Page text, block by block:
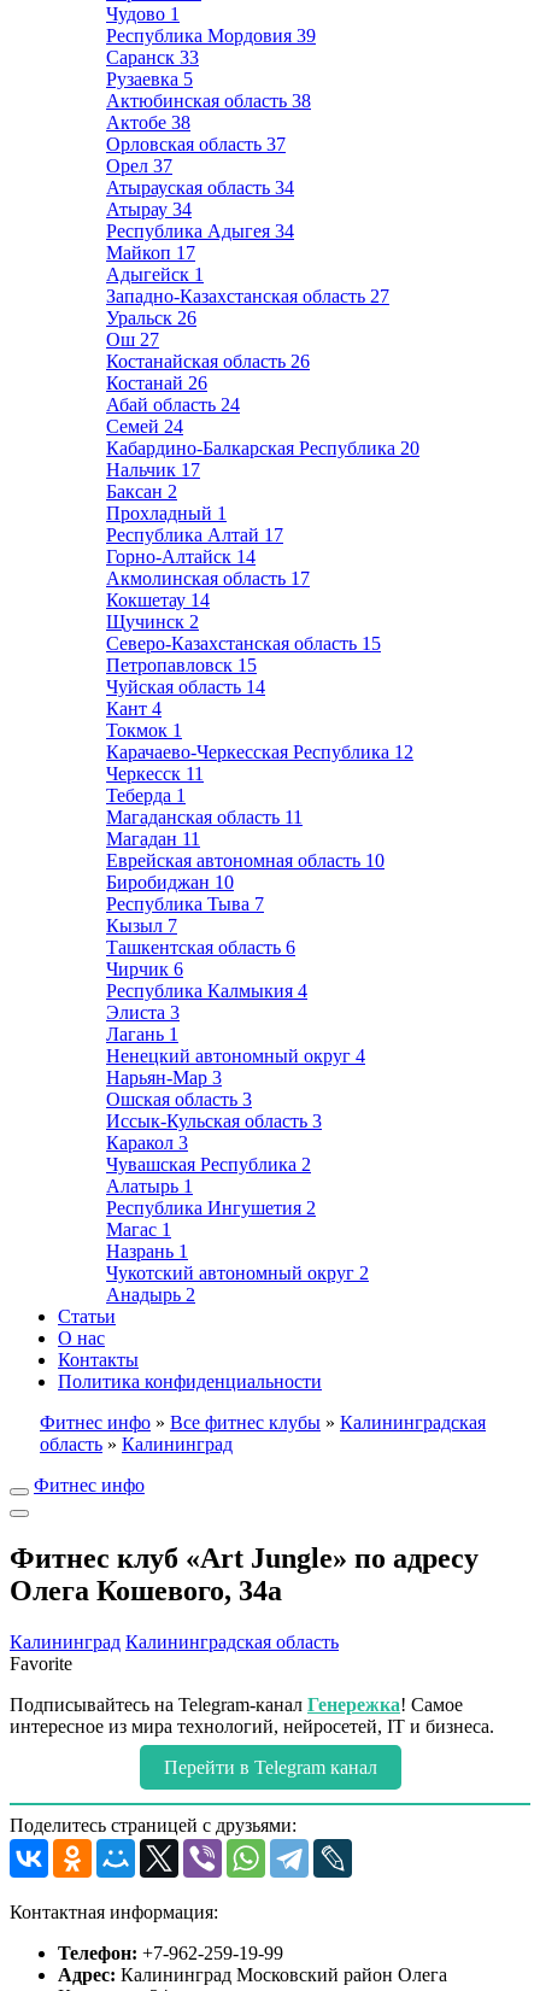
Чудово 1
Республика Мордовия 39
Саранск 33
Рузаевка 5
Актюбинская область 38
Актобе 38
Орловская область 37
Орел 37
Атырауская область 34
Атырау 34
Республика Адыгея 34
Майкоп 17
Адыгейск 1
Западно-Казахстанская область 27
Уральск 26
Ош 27
Костанайская область 26
Костанай 26
Абай область 24
Семей 24
Кабардино-Балкарская Республика 20
Нальчик 17
Баксан 2
Прохладный 1
Республика Алтай 17
Горно-Алтайск 14
Акмолинская область 17
Кокшетау 14
Щучинск 2
Северо-Казахстанская область 15
Петропавловск 15
Чуйская область 14
Кант 4
Токмок 1
Карачаево-Черкесская Республика 12
Черкесск 11
Теберда 1
Магаданская область 11
Магадан 11
Еврейская автономная область 10
Биробиджан 10
Республика Тыва 7
Кызыл 7
Ташкентская область 6
Чирчик 6
Республика Калмыкия 4
Элиста 3
Лагань 1
Ненецкий автономный округ 4
Нарьян-Мар 3
Ошская область 3
Иссык-Кульская область 3
Каракол 3
Чувашская Республика 2
Алатырь 1
Республика Ингушетия 2
Магас 1
Назрань 1
Чукотский автономный округ 2
Анадырь 2
Статьи
О нас
Контакты
Политика конфиденциальности
Фитнес инфо » Все фитнес клубы » Калининградская
область » Калининград
Фитнес инфо
Фитнес клуб «Art Jungle» по адресу
Олега Кошевого, 34а
Калининград Калининградская область
Favorite
Подписывайтесь на Telegram-канал Генережка! Самое
интересное из мира технологий, нейросетей, IT и бизнеса.
Перейти в Telegram канал
Поделитесь страницей с друзьями:
Контактная информация:
Телефон: +7-962-259-19-99
Адрес: Калининград Московский район Олега